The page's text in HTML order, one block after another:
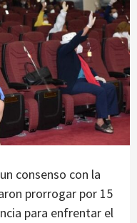
consenso con la
prorrogar por 15
para enfrentar el